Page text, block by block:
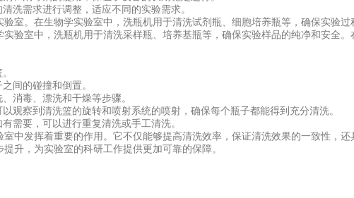
需求进行调整，适应不同的实验需求。
。在生物学实验室中，洗瓶机用于清洗试剂瓶、细胞培养瓶等，确保实验过
验室中，洗瓶机用于清洗采样瓶、培养基瓶等，确保实验样品的纯净和安全
间的碰撞和倒置。
毒、漂洗和干燥等步骤。
察到清洗篮的旋转和喷射系统的喷射，确保每个瓶子都能得到充分清洗。
要，可以进行重复清洗或手工清洗。
发挥着重要的作用。它不仅能够提高清洗效率，保证清洗效果的一致性，还
升，为实验室的科研工作提供更加可靠的保障。